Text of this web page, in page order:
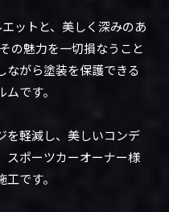
ットと、美しく深みのあ
の魅力を一切損なうこと
ながら塗装を保護できる
です。
を軽減し、美しいコンデ
スポーツカーオーナー様
です。